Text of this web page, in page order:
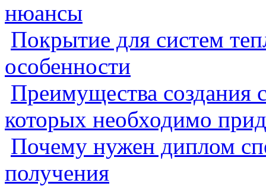
нюансы
Покрытие для систем
особенности
Преимущества создания
которых необходимо
Почему нужен диплом
получения